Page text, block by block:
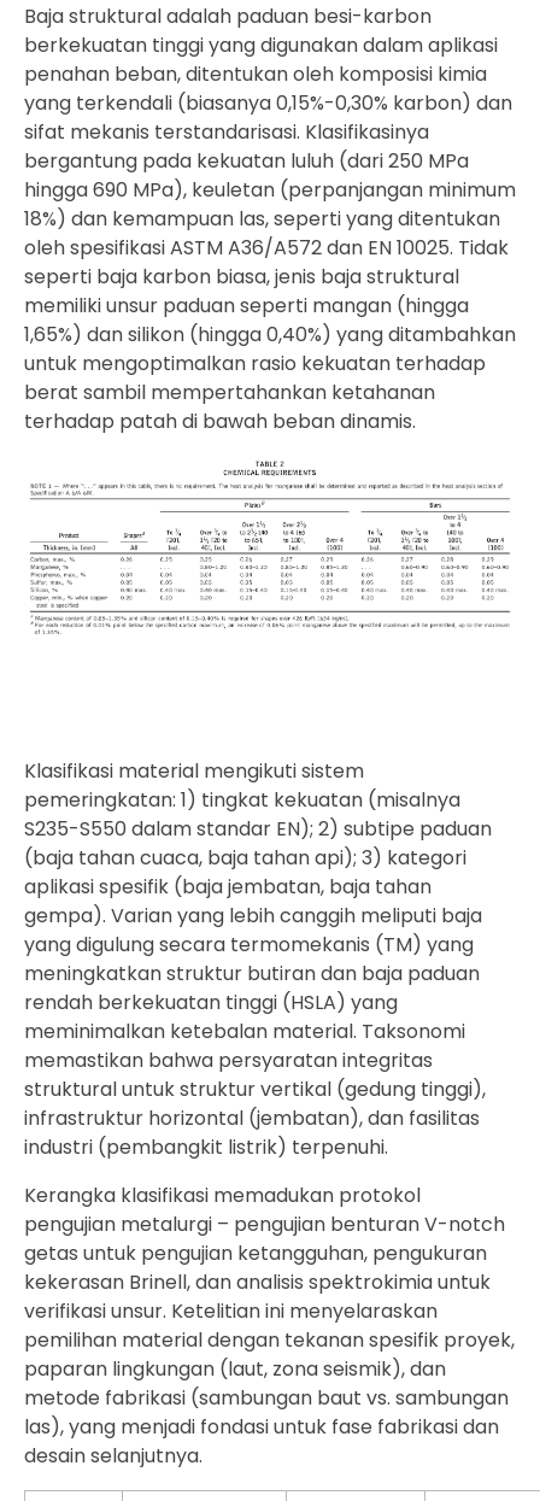
Baja struktural adalah paduan besi-karbon
berkekuatan tinggi yang digunakan dalam aplikasi
penahan beban, ditentukan oleh komposisi kimia
yang terkendali (biasanya 0,15%-0,30% karbon) dan
sifat mekanis terstandarisasi. Klasifikasinya
bergantung pada kekuatan luluh (dari 250 MPa
hingga 690 MPa), keuletan (perpanjangan minimum
18%) dan kemampuan las, seperti yang ditentukan
oleh spesifikasi ASTM A36/A572 dan EN 10025. Tidak
seperti baja karbon biasa, jenis baja struktural
memiliki unsur paduan seperti mangan (hingga
1,65%) dan silikon (hingga 0,40%) yang ditambahkan
untuk mengoptimalkan rasio kekuatan terhadap
berat sambil mempertahankan ketahanan
terhadap patah di bawah beban dinamis.
Klasifikasi material mengikuti sistem
pemeringkatan: 1) tingkat kekuatan (misalnya
S235-S550 dalam standar EN); 2) subtipe paduan
(baja tahan cuaca, baja tahan api); 3) kategori
aplikasi spesifik (baja jembatan, baja tahan
gempa). Varian yang lebih canggih meliputi baja
yang digulung secara termomekanis (TM) yang
meningkatkan struktur butiran dan baja paduan
rendah berkekuatan tinggi (HSLA) yang
meminimalkan ketebalan material. Taksonomi
memastikan bahwa persyaratan integritas
struktural untuk struktur vertikal (gedung tinggi),
infrastruktur horizontal (jembatan), dan fasilitas
industri (pembangkit listrik) terpenuhi.
Kerangka klasifikasi memadukan protokol
pengujian metalurgi – pengujian benturan V-notch
getas untuk pengujian ketangguhan, pengukuran
kekerasan Brinell, dan analisis spektrokimia untuk
verifikasi unsur. Ketelitian ini menyelaraskan
pemilihan material dengan tekanan spesifik proyek,
paparan lingkungan (laut, zona seismik), dan
metode fabrikasi (sambungan baut vs. sambungan
las), yang menjadi fondasi untuk fase fabrikasi dan
desain selanjutnya.